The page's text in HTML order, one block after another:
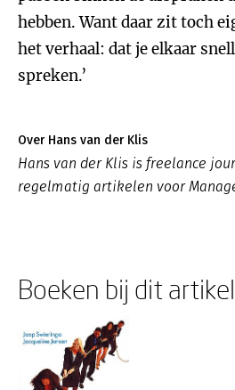
hebben. Want daar zit toch
het verhaal: dat je elkaar
spreken.’
Over Hans van der Klis
Hans van der Klis is freelance
regelmatig artikelen voor
Boeken bij dit artikel